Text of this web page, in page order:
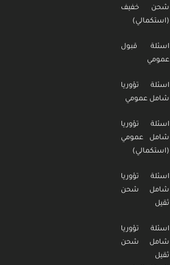
شحن خفيف
(استكمالي)
اسئلة قبول
عمومي
اسئلة تؤوريا
شامل عمومي
اسئلة تؤوريا
شامل عمومي
(استكمالي)
اسئلة تؤوريا
شامل شحن
ثقيل
اسئلة تؤوريا
شامل شحن
ثقيل